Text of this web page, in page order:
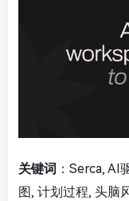
关键词 ：Serca, AI
图, 计划过程, 头脑